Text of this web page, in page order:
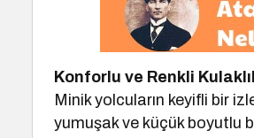
Konforlu ve Renkli
Minik yolcuların keyifli bir
yumuşak ve küçük boyutlu